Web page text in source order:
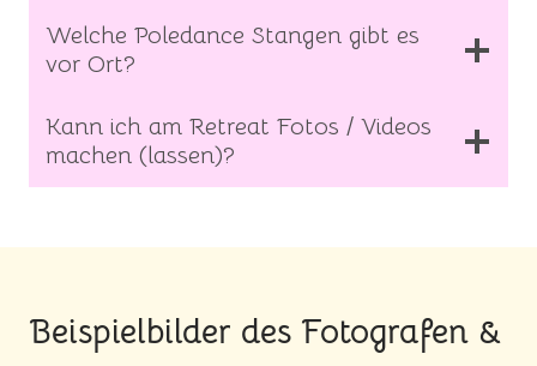
Welche Poledance Stangen gibt es
vor Ort?
Kann ich am Retreat Fotos / Videos
machen (lassen)?
Beispielbilder des Fotografen &